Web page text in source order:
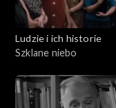
Ludzie i ich historie
Szklane niebo